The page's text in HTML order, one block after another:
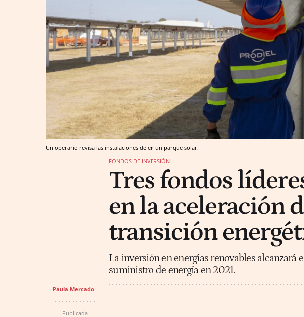
Un operario revisa las instalaciones de en un parque solar.
FONDOS DE INVERSIÓN
Tres fondos
en la aceleración
transición
La inversión en energías renovables alcanzará
suministro de energía en 2021.
Paula Mercado
Publicada